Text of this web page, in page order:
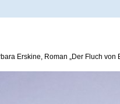
Erskine, Roman „Der Fluch